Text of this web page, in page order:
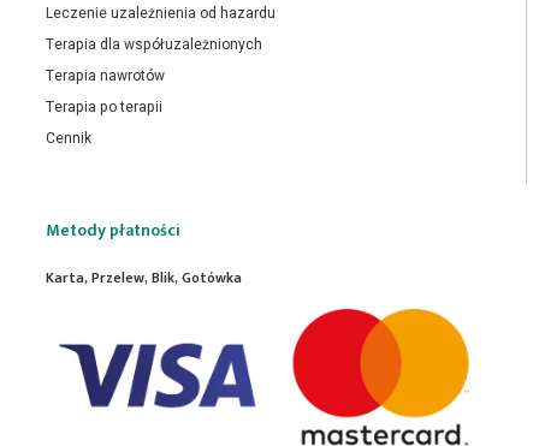
Leczenie uzależnienia od hazardu
Terapia dla współuzależnionych
Terapia nawrotów
Terapia po terapii
Cennik
Metody płatności
Karta, Przelew, Blik, Gotówka